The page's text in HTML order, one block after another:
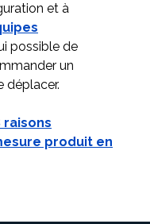
et à
possible de
un
déplacer.
raisons
produit en